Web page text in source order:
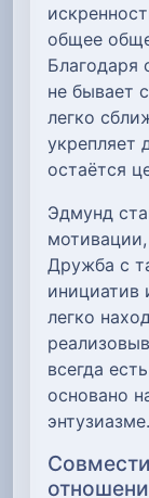
общее
Благодаря
не бывает
легко
укрепляет
остаётся
Эдмунд
Дружба с
инициатив
легко
всегда
основано
энтузиазме.